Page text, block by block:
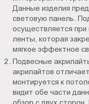
Данные изделия
световую панель.
осуществляется
ленты, которая
мягкое эффектное
Подвесные
акрилайтов
монтируется к
видит обе части
обзор с двух